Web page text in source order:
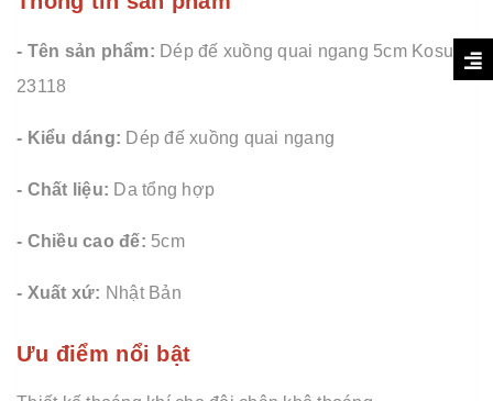
- Tên sản phẩm: Dép đế xuồng quai ngang 5cm Kosu
23118
- Kiểu dáng: Dép đế xuồng quai ngang
- Chất liệu: Da tổng hợp
- Chiều cao đế: 5cm
- Xuất xứ: Nhật Bản
Ưu điểm nổi bật